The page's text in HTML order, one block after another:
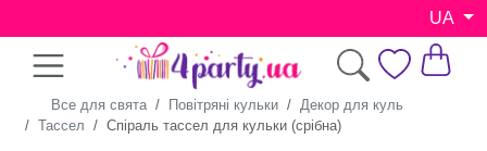
UA
Все для свята Повітряні кульки
Декор для куль
Тассел
Спіраль тассел для кульки (срібна)